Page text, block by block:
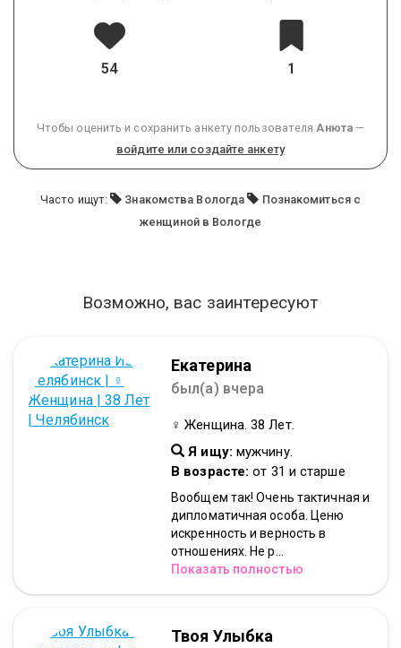
54 1
Чтобы оценить и сохранить анкету пользователяАнюта—
войдите или создайте анкету
Часто ищут: Знакомства Вологда
Познакомиться с
женщиной в Вологде
Возможно, вас заинтересуют
Екатерина
был(а) вчера
♀ Женщина. 38 Лет.
Я ищу: мужчину.
В возрасте: от 31 и старше
Вообщем так! Очень тактичная и
дипломатичная особа. Ценю
искренность и верность в
отношениях. Не р...
Показать полностью
Твоя Улыбка